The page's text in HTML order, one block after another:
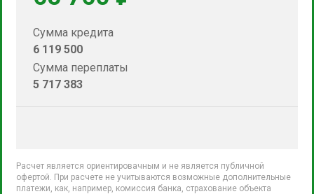
Сумма кредита
6 119 500
Сумма переплаты
5 717 383
Расчет является ориентировачным и не является публичной
офертой. При расчете не учитываются возможные дополнительные
платежи, как, например, комиссия банка, страхование объекта